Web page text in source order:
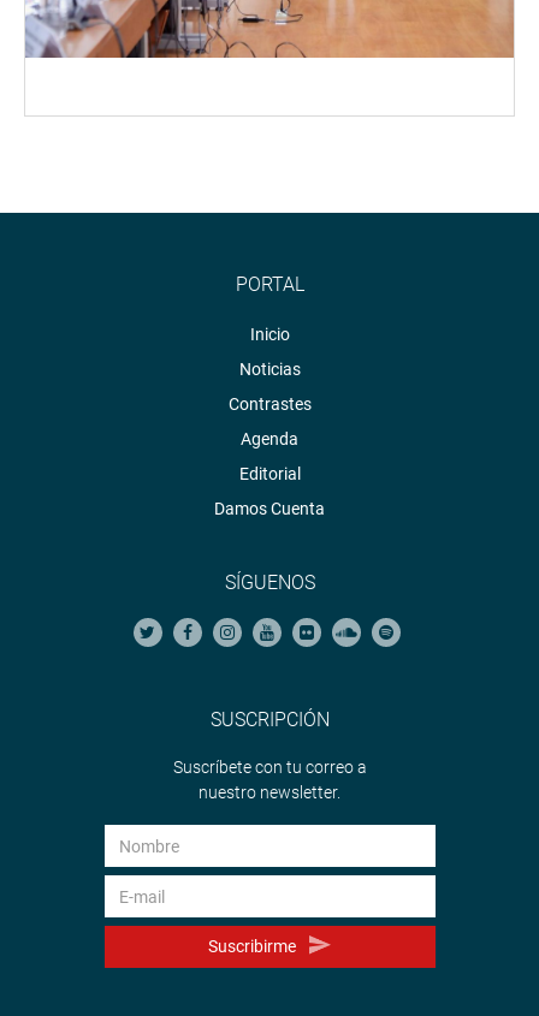
PORTAL
Inicio
Noticias
Contrastes
Agenda
Editorial
Damos Cuenta
SÍGUENOS
SUSCRIPCIÓN
Suscríbete con tu correo a
nuestro newsletter.
Suscribirme